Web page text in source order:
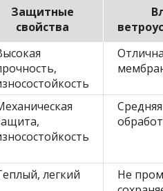
Защитные
свойства
легкий
Не